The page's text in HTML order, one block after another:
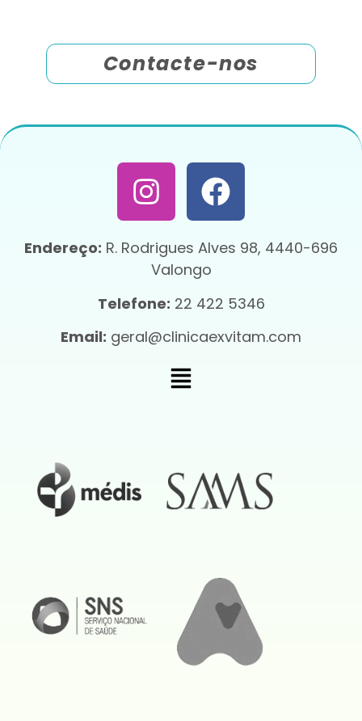
Contacte-nos
Endereço: R. Rodrigues Alves 98, 4440-696
Valongo
Telefone: 22 422 5346
Email: geral@clinicaexvitam.com